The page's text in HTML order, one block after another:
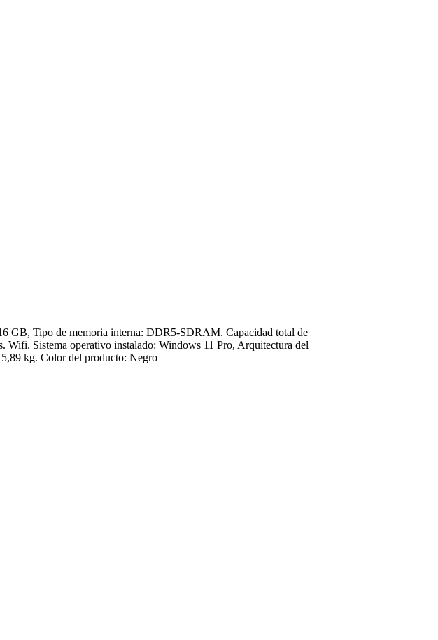
GB, Tipo de memoria interna: DDR5-SDRAM. Capacidad total de
Sistema operativo instalado: Windows 11 Pro, Arquitectura del
kg. Color del producto: Negro